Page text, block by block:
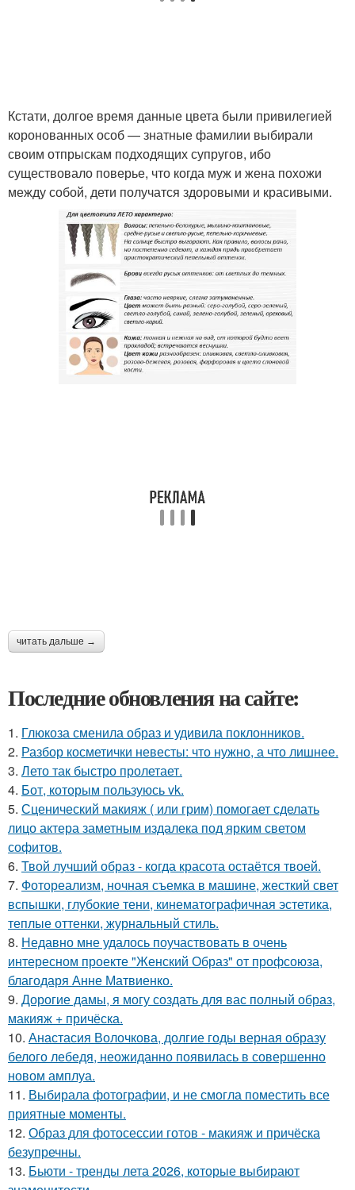
Кстати, долгое время данные цвета были привилегией
коронованных особ — знатные фамилии выбирали
своим отпрыскам подходящих супругов, ибо
существовало поверье, что когда муж и жена похожи
между собой, дети получатся здоровыми и красивыми.
читать дальше →
Последние обновления на сайте:
1. Глюкоза сменила образ и удивила поклонников.
2. Разбор косметички невесты: что нужно, а что лишнее.
3. Лето так быстро пролетает.
4. Бот, которым пользуюсь vk.
5. Сценический макияж ( или грим) помогает сделать
лицо актера заметным издалека под ярким светом
софитов.
6. Твой лучший образ - когда красота остаётся твоей.
7. Фотореализм, ночная съемка в машине, жесткий свет
вспышки, глубокие тени, кинематографичная эстетика,
теплые оттенки, журнальный стиль.
8. Недавно мне удалось поучаствовать в очень
интересном проекте "Женский Образ" от профсоюза,
благодаря Анне Матвиенко.
9. Дорогие дамы, я могу создать для вас полный образ,
макияж + причёска.
10. Анастасия Волочкова, долгие годы верная образу
белого лебедя, неожиданно появилась в совершенно
новом амплуа.
11. Выбирала фотографии, и не смогла поместить все
приятные моменты.
12. Образ для фотосессии готов - макияж и причёска
безупречны.
13. Бьюти - тренды лета 2026, которые выбирают